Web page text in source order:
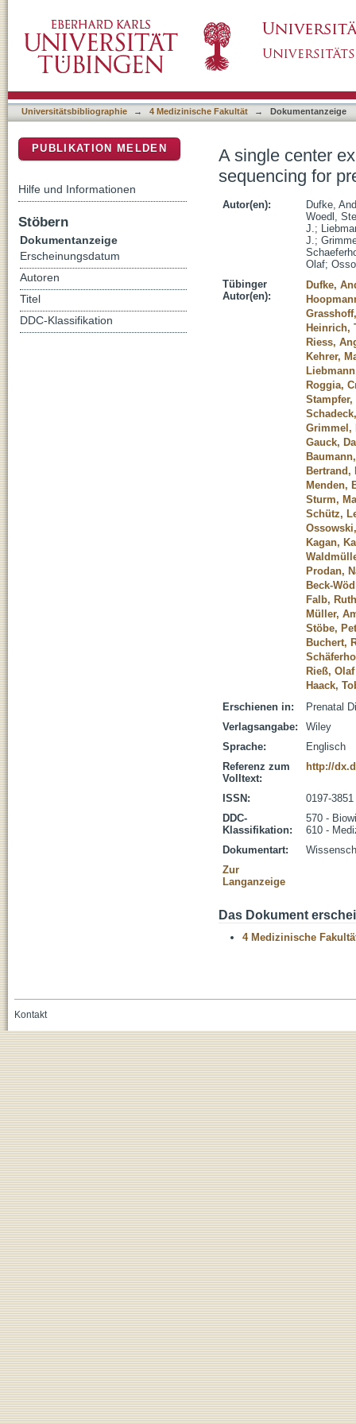
congenital anomalies
Universitätsbibliographie → 4 Medizinische Fakultät → Dokumentanzeige
A single center
sequencing for
Autor(en):
Dufke,
Woedl,
J.;
J.;
Olaf;
Tübinger
Autor(en):
Dufke,
Heinrich,
Riess,
Kehrer,
Roggia,
Grimmel,
Gauck,
Bertrand,
Menden,
Sturm,
Schütz,
Kagan,
Prodan,
Beck-
Falb, Ruth
Müller,
Stöbe,
Buchert,
Rieß, Olaf
Haack,
Erschienen in:
Prenatal
Verlagsangabe:
Wiley
Sprache:
Englisch
Referenz zum
Volltext:
http://
ISSN:
0197-3851
DDC-
Klassifikation:
570 -
610 -
Dokumentart:
Zur
Langanzeige
Das Dokument
4 Medizinische
PUBLIKATION MELDEN
Hilfe und Informationen
Stöbern
Dokumentanzeige
Erscheinungsdatum
Autoren
Titel
DDC-Klassifikation
Kontakt